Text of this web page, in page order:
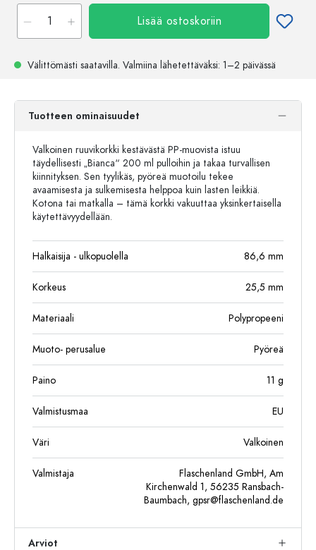
Lisää ostoskoriin
Välittömästi saatavilla. Valmiina lähetettäväksi: 1–2 päivässä
Tuotteen ominaisuudet
Valkoinen ruuvikorkki kestävästä PP-muovista istuu
täydellisesti „Bianca“ 200 ml pulloihin ja takaa turvallisen
kiinnityksen. Sen tyylikäs, pyöreä muotoilu tekee
avaamisesta ja sulkemisesta helppoa kuin lasten leikkiä.
Kotona tai matkalla – tämä korkki vakuuttaa yksinkertaisella
käytettävyydellään.
Halkaisija - ulkopuolella 86,6 mm
Korkeus 25,5 mm
Materiaali Polypropeeni
Muoto- perusalue Pyöreä
Paino 11 g
Valmistusmaa EU
Väri Valkoinen
Valmistaja
Flaschenland GmbH, Am
Kirchenwald 1, 56235 Ransbach-
Baumbach, gpsr@flaschenland.de
Arviot